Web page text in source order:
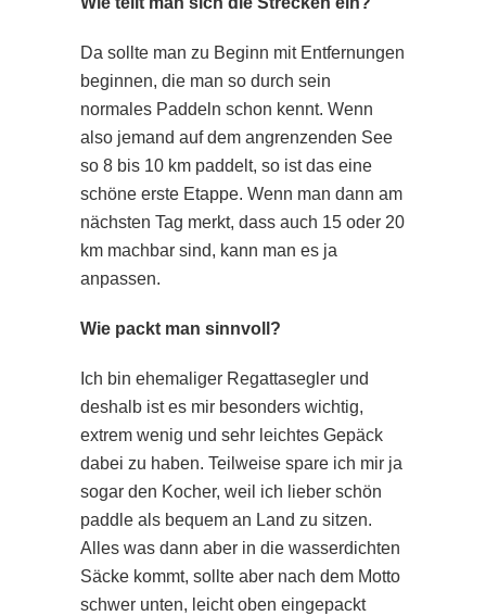
Da sollte man zu Beginn mit Entfernungen
beginnen, die man so durch sein
normales Paddeln schon kennt. Wenn
also jemand auf dem angrenzenden See
so 8 bis 10 km paddelt, so ist das eine
schöne erste Etappe. Wenn man dann am
nächsten Tag merkt, dass auch 15 oder 20
km machbar sind, kann man es ja
anpassen.
Wie packt man sinnvoll?
Ich bin ehemaliger Regattasegler und
deshalb ist es mir besonders wichtig,
extrem wenig und sehr leichtes Gepäck
dabei zu haben. Teilweise spare ich mir ja
sogar den Kocher, weil ich lieber schön
paddle als bequem an Land zu sitzen.
Alles was dann aber in die wasserdichten
Säcke kommt, sollte aber nach dem Motto
schwer unten, leicht oben eingepackt